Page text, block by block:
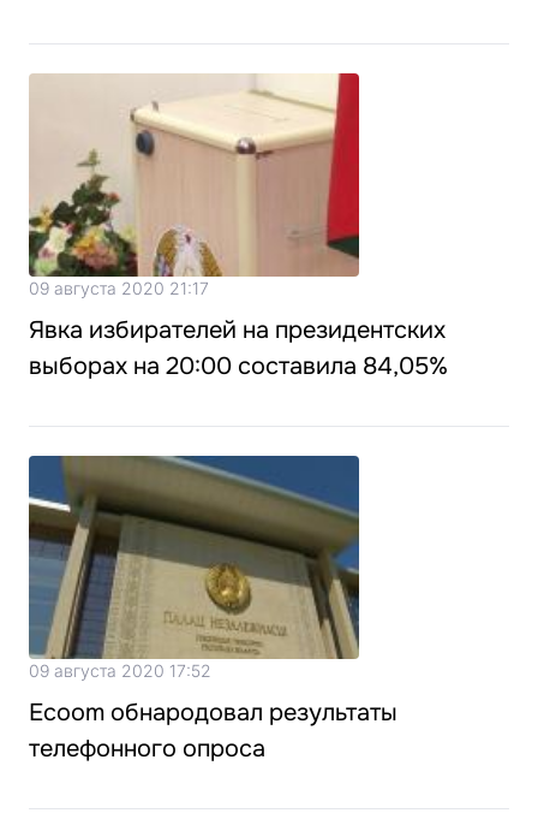
09 августа 2020 21:17
Явка избирателей на президентских
выборах на 20:00 составила 84,05%
09 августа 2020 17:52
Ecoom обнародовал результаты
телефонного опроса